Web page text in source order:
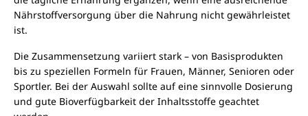
Nährstoffversorgung über die Nahrung nicht gewährleistet
ist.
Die Zusammensetzung variiert stark – von Basisprodukten
bis zu speziellen Formeln für Frauen, Männer, Senioren oder
Sportler. Bei der Auswahl sollte auf eine sinnvolle Dosierung
und gute Bioverfügbarkeit der Inhaltsstoffe geachtet